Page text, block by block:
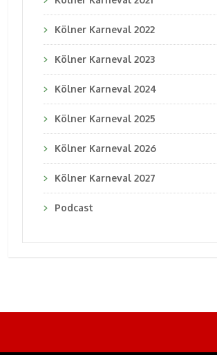
Kölner Karneval 2022
Kölner Karneval 2023
Kölner Karneval 2024
Kölner Karneval 2025
Kölner Karneval 2026
Kölner Karneval 2027
Podcast